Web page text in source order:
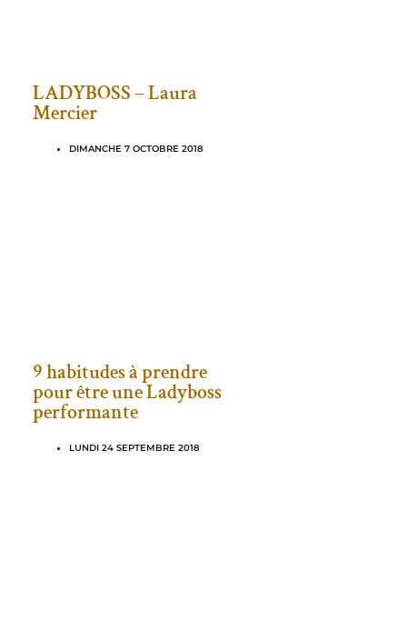
LADYBOSS – Laura
Mercier
DIMANCHE 7 OCTOBRE 2018
9 habitudes à prendre
pour être une Ladyboss
performante
LUNDI 24 SEPTEMBRE 2018